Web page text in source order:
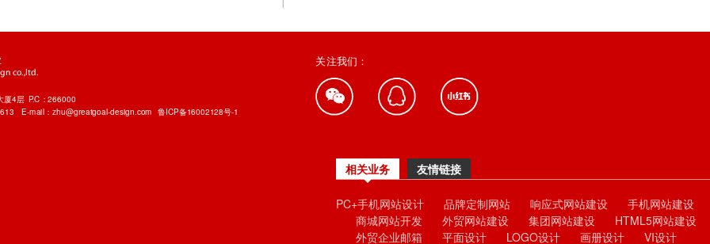
co.,ltd.
厦4层 P.C：266000
E-mail：zhu@greatgoal-design.com 鲁ICP备16002128号-1
关注我们：
相关业务 友情链接
PC+手机网站设计 品牌定制网站 响应式网站建设
手机网站建设
商城网站开发
外贸网站建设 集团网站建设
HTML5网站建设
外贸企业邮箱
平面设计 LOGO设计 画册设计 VI设计